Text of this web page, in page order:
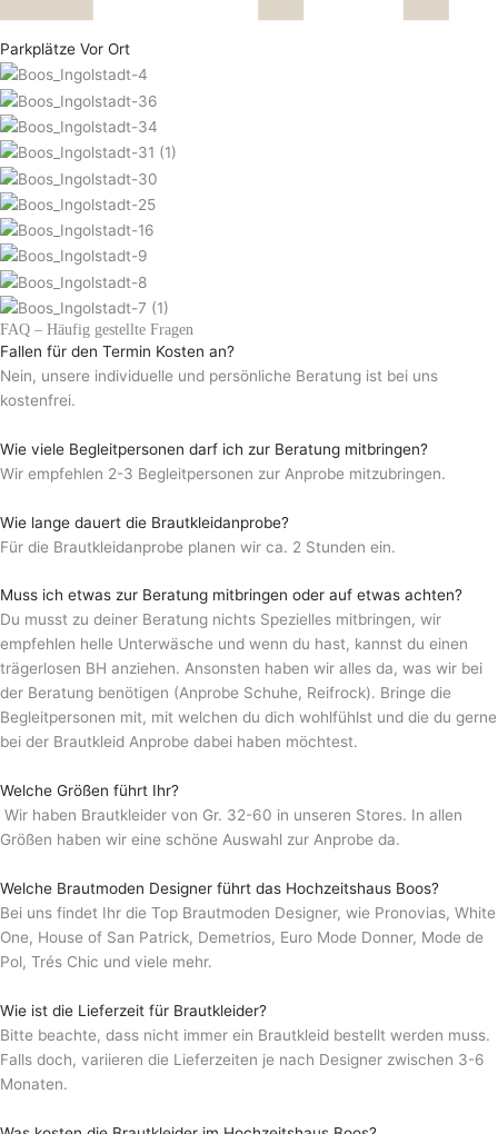
Parkplätze Vor Ort
FAQ – Häufig gestellte Fragen
Fallen für den Termin Kosten an?
Nein, unsere individuelle und persönliche Beratung ist bei uns
kostenfrei.
Wie viele Begleitpersonen darf ich zur Beratung mitbringen?
Wir empfehlen 2-3 Begleitpersonen zur Anprobe mitzubringen.
Wie lange dauert die Brautkleidanprobe?
Für die Brautkleidanprobe planen wir ca. 2 Stunden ein.
Muss ich etwas zur Beratung mitbringen oder auf etwas achten?
Du musst zu deiner Beratung nichts Spezielles mitbringen, wir
empfehlen helle Unterwäsche und wenn du hast, kannst du einen
trägerlosen BH anziehen. Ansonsten haben wir alles da, was wir bei
der Beratung benötigen (Anprobe Schuhe, Reifrock). Bringe die
Begleitpersonen mit, mit welchen du dich wohlfühlst und die du gerne
bei der Brautkleid Anprobe dabei haben möchtest.
Welche Größen führt Ihr?
Wir haben Brautkleider von Gr. 32-60 in unseren Stores. In allen
Größen haben wir eine schöne Auswahl zur Anprobe da.
Welche Brautmoden Designer führt das Hochzeitshaus Boos?
Bei uns findet Ihr die Top Brautmoden Designer, wie Pronovias, White
One, House of San Patrick, Demetrios, Euro Mode Donner, Mode de
Pol, Trés Chic und viele mehr.
Wie ist die Lieferzeit für Brautkleider?
Bitte beachte, dass nicht immer ein Brautkleid bestellt werden muss.
Falls doch, variieren die Lieferzeiten je nach Designer zwischen 3-6
Monaten.